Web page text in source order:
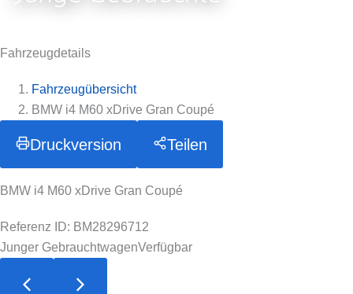
Fahrzeugdetails
Fahrzeugübersicht
BMW i4 M60 xDrive Gran Coupé
Druckversion Teilen
BMW i4 M60 xDrive Gran Coupé
Referenz ID: BM28296712
Junger GebrauchtwagenVerfügbar